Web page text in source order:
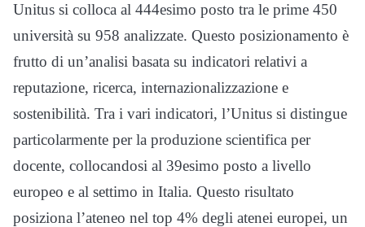
Unitus si colloca al 444esimo posto tra le prime 450
università su 958 analizzate. Questo posizionamento è
frutto di un’analisi basata su indicatori relativi a
reputazione, ricerca, internazionalizzazione e
sostenibilità. Tra i vari indicatori, l’Unitus si distingue
particolarmente per la produzione scientifica per
docente, collocandosi al 39esimo posto a livello
europeo e al settimo in Italia. Questo risultato
posiziona l’ateneo nel top 4% degli atenei europei, un